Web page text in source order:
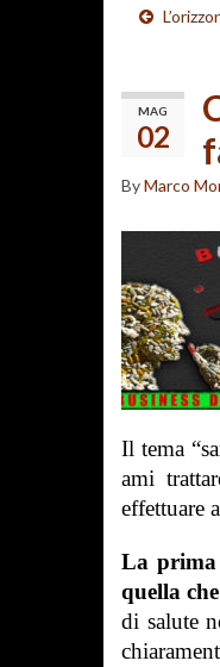
MAG
02
ByMarco
Il tema
ami
effettuare
La prima
quella che
di salute